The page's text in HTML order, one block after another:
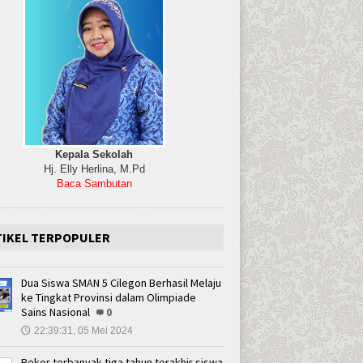
Kepala Sekolah
Hj. Elly Herlina, M.Pd
Baca Sambutan
TERPOPULER
Dua Siswa SMAN 5 Cilegon Berhasil Melaju
ke Tingkat Provinsi dalam Olimpiade
Sains Nasional
0
🕔 22:39:31, 05 Mei 2024